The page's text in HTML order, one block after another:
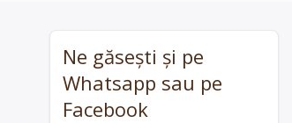
Ne găsești și pe
Whatsapp sau pe
Facebook